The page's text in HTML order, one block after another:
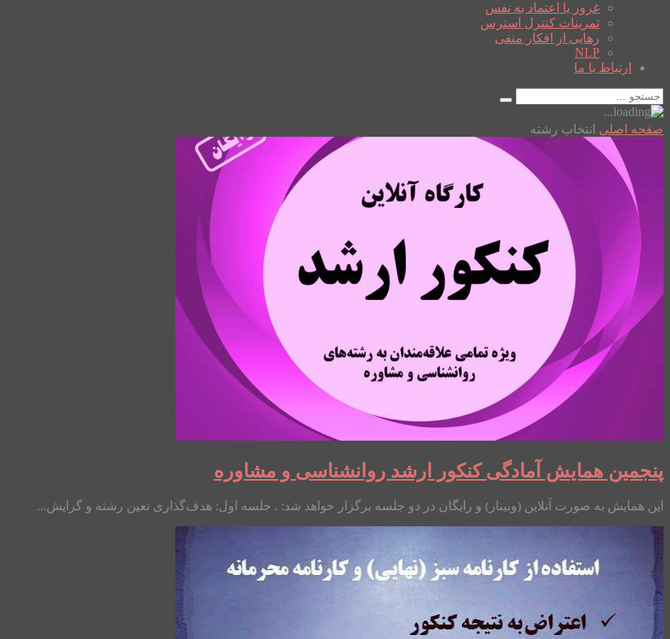
غرور یا اعتماد به نفس
تمرینات کنترل استرس
رهایی از افکار منفی
NLP
ارتباط با ما
صفحه اصلی انتخاب رشته
پنجمین همایش آمادگی کنکور ارشد روانشناسی و مشاوره
این همایش به صورت آنلاین (وبینار) و رایگان در دو جلسه برگزار خواهد شد: . جلسه اول: هدف‌گذاری تعین رشته و گرایش...